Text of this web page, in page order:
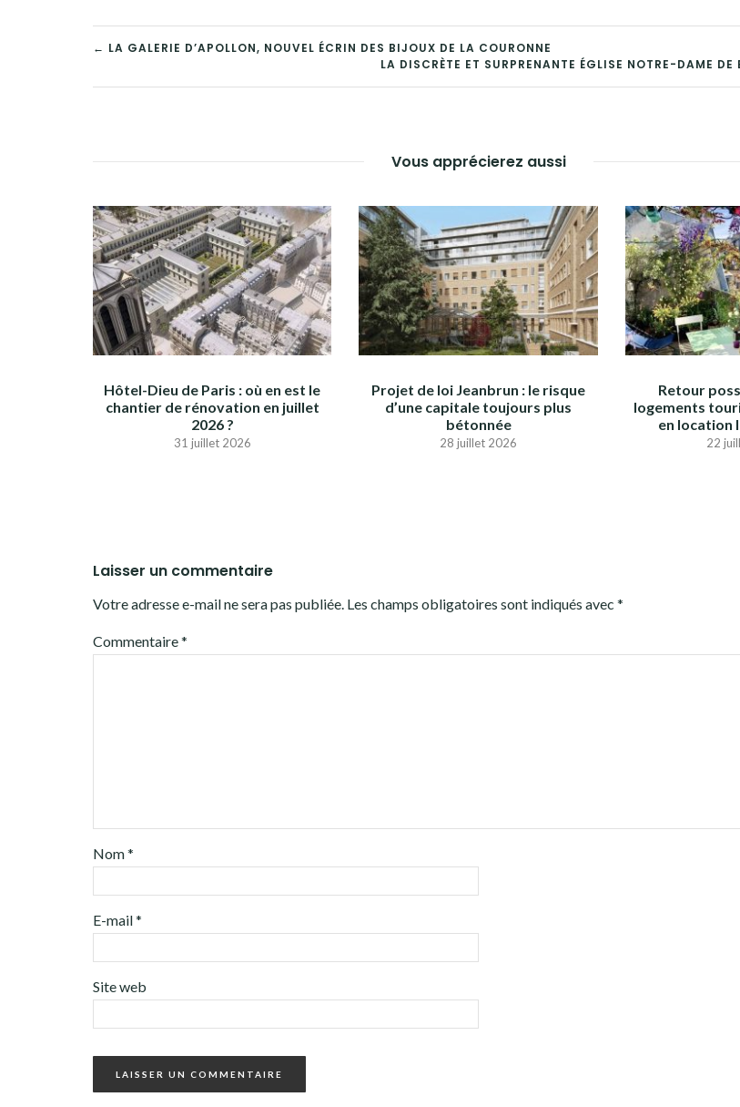
NAVIGATION
DE
← LA GALERIE D’APOLLON, NOUVEL ÉCRIN DES BIJOUX DE LA COURONNE
LA DISCRÈTE ET SURPRENANTE ÉGLISE NOTRE-DAME DE
Vous apprécierez aussi
Hôtel-Dieu de Paris : où en est le
chantier de rénovation en juillet
2026 ?
31 juillet 2026
Projet de loi Jeanbrun : le risque
d’une capitale toujours plus
bétonnée
28 juillet 2026
Retour
logements
en location
22
Laisser un commentaire
Votre adresse e-mail ne sera pas publiée. Les champs obligatoires sont indiqués avec *
Commentaire*
Nom*
E-mail*
Site web